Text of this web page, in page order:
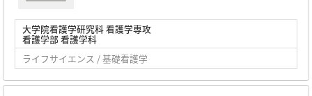
大学院看護学研究科 看護学専攻
看護学部 看護学科
ライフサイエンス / 基礎看護学